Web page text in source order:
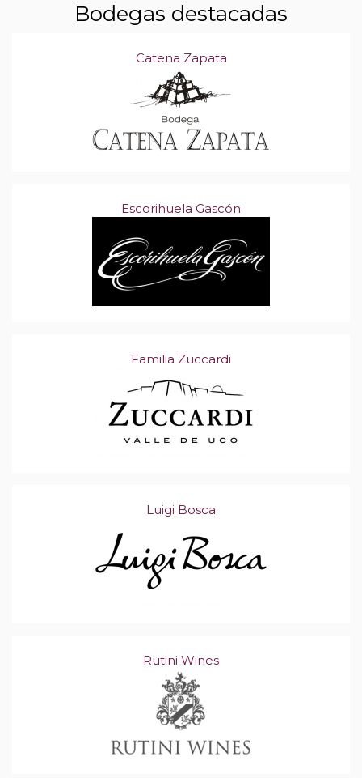
Bodegas destacadas
Catena Zapata
Escorihuela Gascón
Familia Zuccardi
Luigi Bosca
Rutini Wines